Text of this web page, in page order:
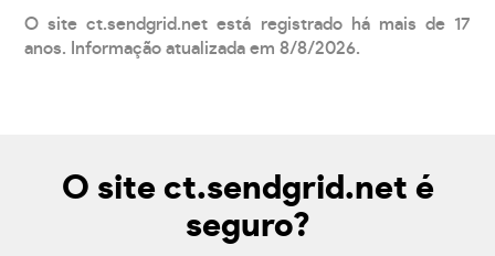
O site ct.sendgrid.net está registrado há mais de 17
anos. Informação atualizada em 8/8/2026.
O site ct.sendgrid.net é
seguro?